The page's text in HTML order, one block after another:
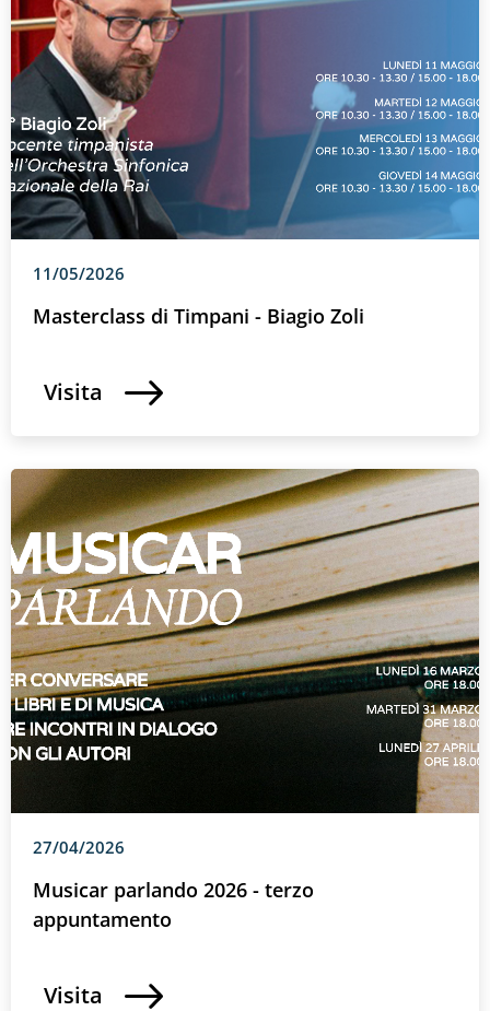
11/05/2026
Masterclass di Timpani - Biagio Zoli
Visita
27/04/2026
Musicar parlando 2026 - terzo
appuntamento
Visita